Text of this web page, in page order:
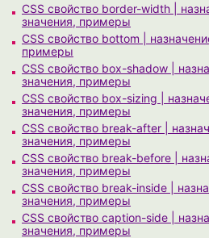
CSS свойство border-width |
значения, примеры
CSS свойство bottom |
примеры
CSS свойство box-shadow |
значения, примеры
CSS свойство box-sizing |
значения, примеры
CSS свойство break-after |
значения, примеры
CSS свойство break-before |
значения, примеры
CSS свойство break-inside |
значения, примеры
CSS свойство caption-side |
значения, примеры